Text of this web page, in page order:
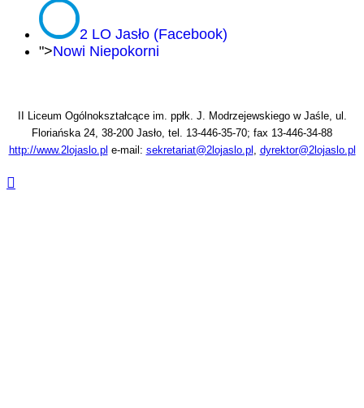
2 LO Jasło (Facebook)
">Nowi Niepokorni
II Liceum Ogólnokształcące im. ppłk. J. Modrzejewskiego w Jaśle, ul.
Floriańska 24, 38-200 Jasło, tel. 13-446-35-70; fax 13-446-34-88
http://www.2lojaslo.pl e-mail: sekretariat@2lojaslo.pl , dyrektor@2lojaslo.pl